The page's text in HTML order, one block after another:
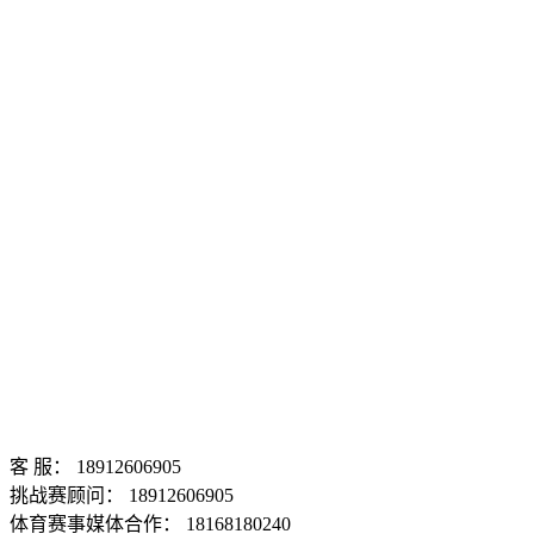
客 服： 18912606905
挑战赛顾问： 18912606905
体育赛事媒体合作： 18168180240